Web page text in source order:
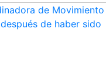
de Movimiento
de haber sido